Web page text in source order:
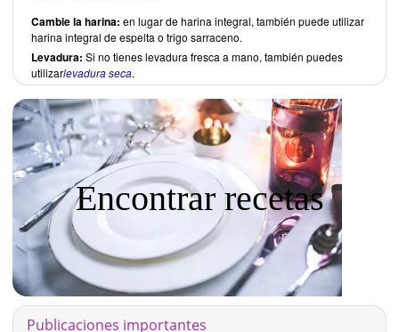
Cambie la harina: en lugar de harina integral, también puede utilizar
harina integral de espelta o trigo sarraceno.
Levadura: Si no tienes levadura fresca a mano, también puedes
utilizarlevadura seca.
Encontrar recetas
Publicaciones importantes